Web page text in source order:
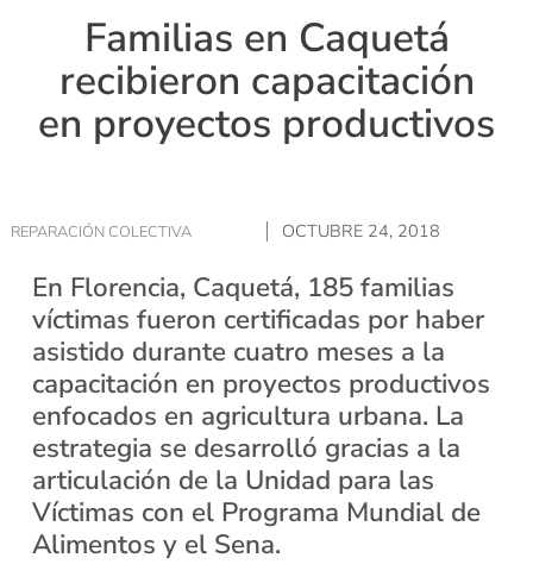
Familias en Caquetá
recibieron capacitación
en proyectos productivos
REPARACIÓN COLECTIVA OCTUBRE 24, 2018
En Florencia, Caquetá, 185 familias
víctimas fueron certificadas por haber
asistido durante cuatro meses a la
capacitación en proyectos productivos
enfocados en agricultura urbana. La
estrategia se desarrolló gracias a la
articulación de la Unidad para las
Víctimas con el Programa Mundial de
Alimentos y el Sena.